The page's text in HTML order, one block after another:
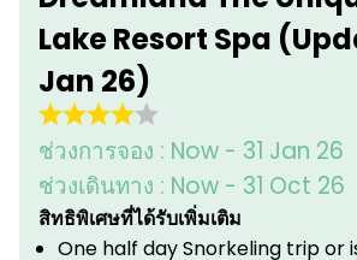
Lake Resort Spa
Jan 26)
ช่วงการจอง : Now - 31 Jan 26
ช่วงเดินทาง : Now - 31 Oct 26
สิทธิพิเศษที่ได้รับเพิ่มเติม
One half day Snorkeling trip or